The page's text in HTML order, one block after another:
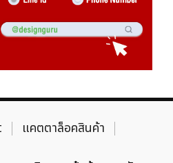
แคตตาล็อคสินค้า